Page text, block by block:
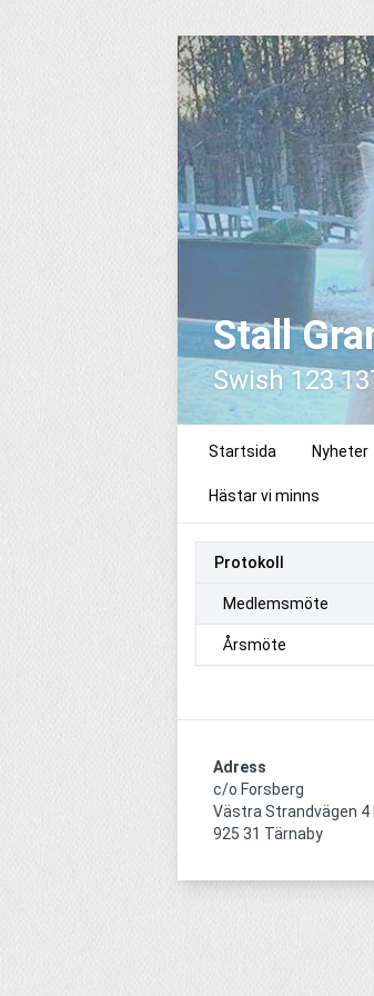
Stall
Swish 123
Startsida Nyheter
Hästar vi minns
Protokoll
Medlemsmöte
Årsmöte
Adress
c/o Forsberg
Västra Strandvägen 4
925 31 Tärnaby